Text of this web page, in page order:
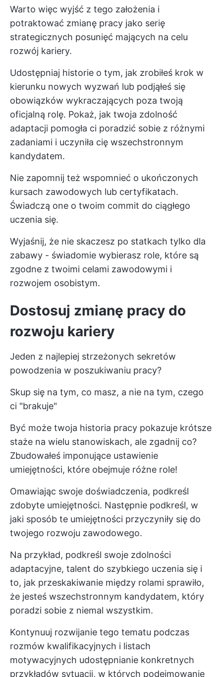
Warto więc wyjść z tego założenia i
potraktować zmianę pracy jako serię
strategicznych posunięć mających na celu
rozwój kariery.
Udostępniaj historie o tym, jak zrobiłeś krok w
kierunku nowych wyzwań lub podjąłeś się
obowiązków wykraczających poza twoją
oficjalną rolę. Pokaż, jak twoja zdolność
adaptacji pomogła ci poradzić sobie z różnymi
zadaniami i uczyniła cię wszechstronnym
kandydatem.
Nie zapomnij też wspomnieć o ukończonych
kursach zawodowych lub certyfikatach.
Świadczą one o twoim commit do ciągłego
uczenia się.
Wyjaśnij, że nie skaczesz po statkach tylko dla
zabawy - świadomie wybierasz role, które są
zgodne z twoimi celami zawodowymi i
rozwojem osobistym.
Dostosuj zmianę pracy do
rozwoju kariery
Jeden z najlepiej strzeżonych sekretów
powodzenia w poszukiwaniu pracy?
Skup się na tym, co masz, a nie na tym, czego
ci "brakuje"
Być może twoja historia pracy pokazuje krótsze
staże na wielu stanowiskach, ale zgadnij co?
Zbudowałeś imponujące ustawienie
umiejętności, które obejmuje różne role!
Omawiając swoje doświadczenia, podkreśl
zdobyte umiejętności. Następnie podkreśl, w
jaki sposób te umiejętności przyczyniły się do
twojego rozwoju zawodowego.
Na przykład, podkreśl swoje zdolności
adaptacyjne, talent do szybkiego uczenia się i
to, jak przeskakiwanie między rolami sprawiło,
że jesteś wszechstronnym kandydatem, który
poradzi sobie z niemal wszystkim.
Kontynuuj rozwijanie tego tematu podczas
rozmów kwalifikacyjnych i listach
motywacyjnych udostępnianie konkretnych
przykładów sytuacji, w których podejmowanie